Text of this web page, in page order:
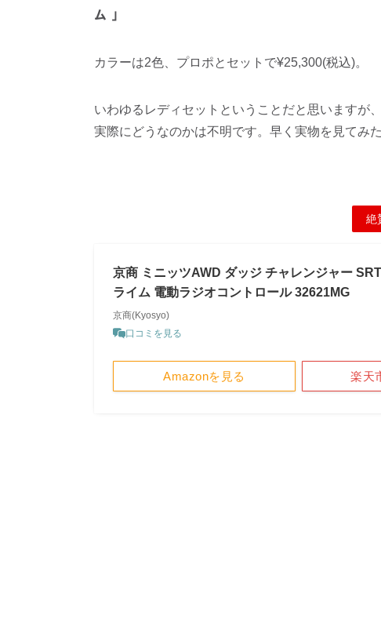
ム 」
カラーは2色、プロポとセットで¥25,300(税込)。
いわゆるレディセットということだと思いますが
実際にどうなのかは不明です。早く実物を見てみた
絶
京商 ミニッツAWD ダッジ チャレンジャー
ライム 電動ラジオコントロール 32621MG
京商(Kyosyo)
口コミを見る
Amazonを見る 楽天